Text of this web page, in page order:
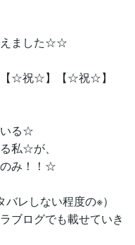
えました☆☆
☆祝☆】【☆祝☆】
る☆
私☆が、
み！！☆
レしない程度の※）
ブログでも載せていき